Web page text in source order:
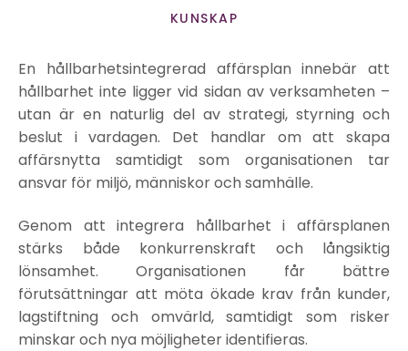
KUNSKAP
En hållbarhetsintegrerad affärsplan innebär att
hållbarhet inte ligger vid sidan av verksamheten –
utan är en naturlig del av strategi, styrning och
beslut i vardagen. Det handlar om att skapa
affärsnytta samtidigt som organisationen tar
ansvar för miljö, människor och samhälle.
Genom att integrera hållbarhet i affärsplanen
stärks både konkurrenskraft och långsiktig
lönsamhet. Organisationen får bättre
förutsättningar att möta ökade krav från kunder,
lagstiftning och omvärld, samtidigt som risker
minskar och nya möjligheter identifieras.